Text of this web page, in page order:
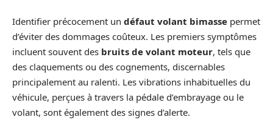
Identifier précocement un défaut volant bimasse permet
d’éviter des dommages coûteux. Les premiers symptômes
incluent souvent des bruits de volant moteur, tels que
des claquements ou des cognements, discernables
principalement au ralenti. Les vibrations inhabituelles du
véhicule, perçues à travers la pédale d’embrayage ou le
volant, sont également des signes d’alerte.